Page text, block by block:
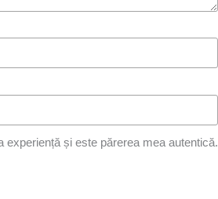
și este părerea mea autentică.